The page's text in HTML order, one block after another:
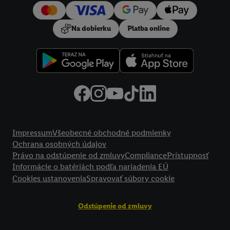
Na dobierku Platba online
ImpressumVšeobecné obchodné podmienky
Ochrana osobných údajov
Právo na odstúpenie od zmluvyCompliancePrístupnosť
Informácie o batériách podľa nariadenia EÚ
Cookies ustanoveniaSpravovať súbory cookie
Odstúpenie od zmluvy
používanie potrebných technológií. Kliknutím na "Súhlasím
vyjadríte súhlas so spracúvaním na všetky vyššie uvedené účely.
Ďalšie informácie vrátane informácií o dobe uchovávania
údajov a Vašom práve kedykoľvek odvolať súhlas s účinnosťou
do budúcnosti nájdete v našich
zásadách ochrany osobných
.Imprint nájdete tu.